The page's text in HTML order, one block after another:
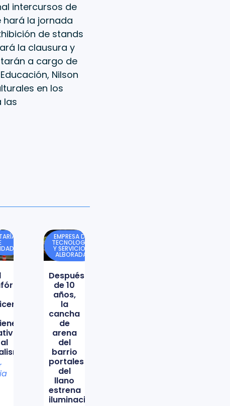
intercursos de
hará la jornada
de stands
la clausura y
a cargo de
Nilson
en los
las
EMPRESA DE
TECNOLOGÍA
Y SERVICIOS
ALBORADA
Después
de 10
años,
la
cancha
de
arena
del
barrio
portales
del
llano
estrena
iluminación